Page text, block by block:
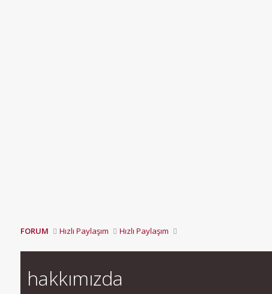
FORUM Hızlı Paylaşım Hızlı Paylaşım
hakkımızda